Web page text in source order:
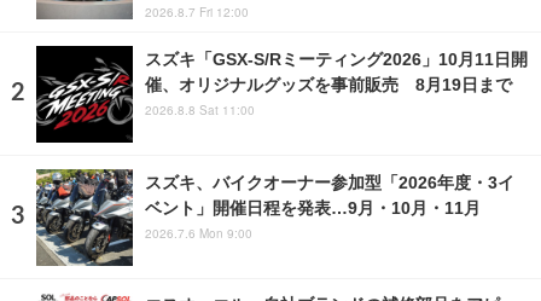
2026.8.7 Fri 12:00
スズキ「GSX-S/Rミーティング2026」10月11日開
催、オリジナルグッズを事前販売 8月19日まで
2026.8.8 Sat 11:00
スズキ、バイクオーナー参加型「2026年度・3イ
ベント」開催日程を発表…9月・10月・11月
2026.7.6 Mon 9:00